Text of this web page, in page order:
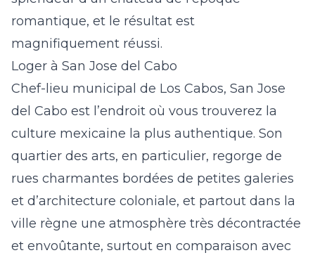
romantique, et le résultat est
magnifiquement réussi.
Loger à San Jose del Cabo
Chef-lieu municipal de Los Cabos, San Jose
del Cabo est l’endroit où vous trouverez la
culture mexicaine la plus authentique. Son
quartier des arts, en particulier, regorge de
rues charmantes bordées de petites galeries
et d’architecture coloniale, et partout dans la
ville règne une atmosphère très décontractée
et envoûtante, surtout en comparaison avec